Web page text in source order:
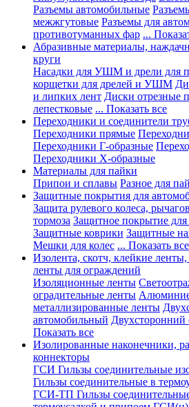
Разъемы автомобильные
межжгутовые Разъемы для
противотуманных фар ...
Абразивные материалы,
круги
Насадки для УШМ и дрели для
корщетки для дрелей и УШМ
и липких лент Диски отрезные
лепестковые ... Показать все
Переходники и соединители
Переходники прямые
Переходники Г-образные
Переходники Х-образные
Материалы для пайки
Припои и сплавы Разное для
Защитные покрытия для
Защита рулевого колеса,
тормоза Защитное покрытие
Защитные коврики Защитные
Мешки для колес ... Показать все
Изолента, скотч, клейкие
ленты для ограждений
Изоляционные ленты
оградительные ленты
металлизированные ленты
автомобильный
Показать все
Изолированные наконечники,
коннекторы
ГСИ Гильзы соединительные
Гильзы соединительные в
ГСИ-ТП Гильзы